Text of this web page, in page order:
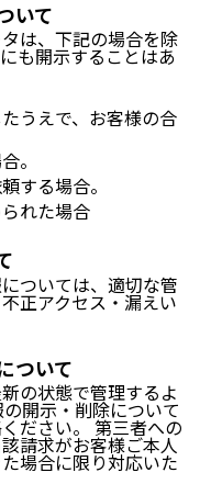
いて
は、下記の場合を除
も開示することはあ
うえで、お客様の合
。
する場合。
れた場合
ついては、適切な管
正アクセス・漏えい
ついて
の状態で管理するよ
開示・削除について
ださい。 第三者への
請求がお客様ご本人
場合に限り対応いた